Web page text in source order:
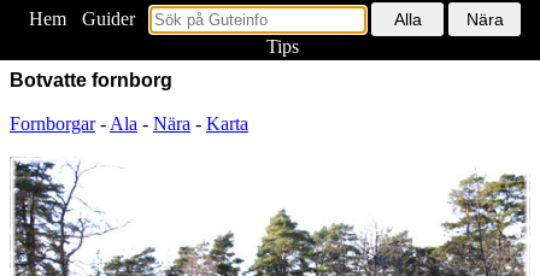
Hem
Guider
Tips
Botvatte fornborg
Fornborgar- Ala - Nära - Karta